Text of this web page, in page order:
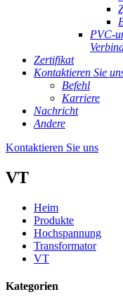
PVC-
Zertifikat
Kontaktieren Sie
Befehl
Karriere
Nachricht
Andere
Kontaktieren Sie uns
VT
Heim
Produkte
Hochspannung
Transformator
VT
Kategorien